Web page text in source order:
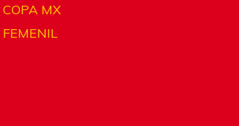
COPA MX
FEMENIL